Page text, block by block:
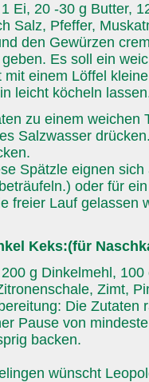
Ei, 20 -30 g Butter,
Salz, Pfeffer,
den Gewürzen
Es soll ein
mit einem Löffel
leicht köcheln
zu einem weichen
Salzwasser
Spätzle eignen
oder für
freier Lauf gelassen
Keks:(für
g Dinkelmehl,
Zimt,
Die Zutaten
Pause von
backen.
wünscht